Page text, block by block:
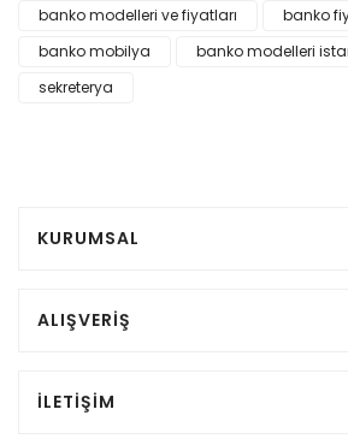
banko modelleri ve fiyatları
banko
banko mobilya
banko modelleri
sekreterya
KURUMSAL
ALIŞVERİŞ
İLETİŞİM